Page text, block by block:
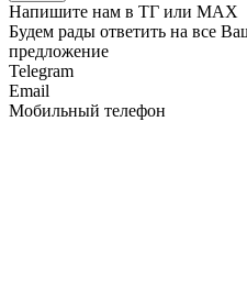
Напишите нам в ТГ или MAX
Будем рады ответить на все
предложение
Telegram
Email
Мобильный телефон